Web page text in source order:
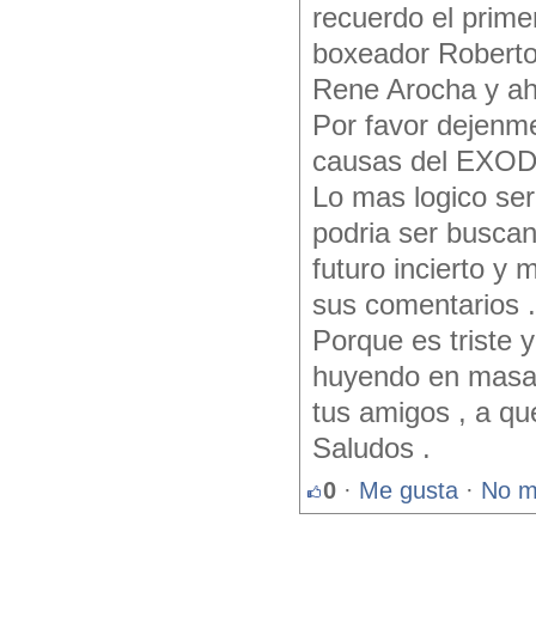
recuerdo el
boxeador
Rene Arocha y
Por favor
causas del
Lo mas logico
podria ser
futuro incierto y
sus comentarios .
Porque es triste
huyendo en
tus amigos , a
Saludos .
0 · Me gusta · No